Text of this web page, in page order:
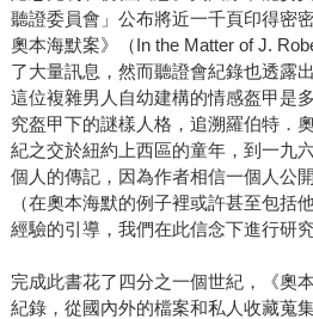
聽證委員會」公布將近一千頁印得
奧本海默案》（In the Matter of J.
了大量訊息，然而聽證會紀錄也透露
這位複雜男人自幼建構的情感盔甲是
究盔甲下的謎樣人格，追溯羅伯特．
紀之交於紐約上西區的童年，到一九
個人的傳記，因為作者相信一個人公
（在奧本海默的例子裡或許甚至包括
經驗的引導，我們在此信念下進行研究
完成此書花了四分之一個世紀，《奧
紀錄，從國內外的檔案和私人收藏蒐